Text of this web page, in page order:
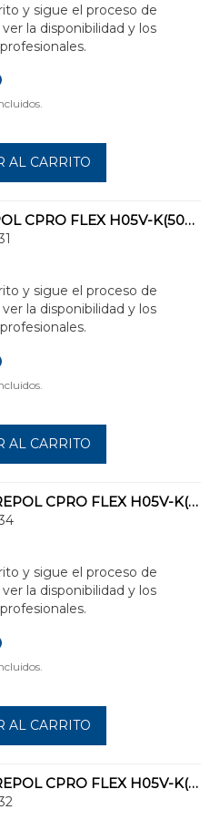
y sigue el proceso de
la disponibilidad y los
AL CARRITO
CBL.WIREPOL CPRO FLEX H05V-K(500V)-H07V-K(750V)1G1,5 AM./VD(SE SUMINISTRA CJ
y sigue el proceso de
la disponibilidad y los
AL CARRITO
CABLE WIREPOL CPRO FLEX H05V-K(500V)-H07V-K(750V)1x1,5 MR(SE SUMINISTRA CJ.200m)
y sigue el proceso de
la disponibilidad y los
AL CARRITO
CABLE WIREPOL CPRO FLEX H05V-K(500V)-H07V-K(750V)1x1,5 AZ(SE SUMINISTRA CJ.200m)